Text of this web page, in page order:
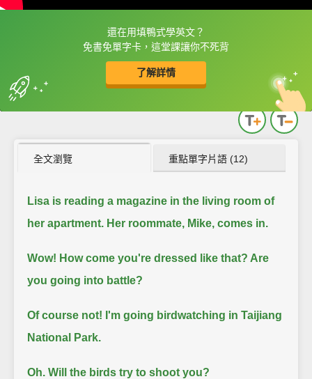
還在用填鴨式學英文？
免書免單字卡，這堂課讓你不死背
了解詳情
框選或點兩下字幕可以直接查字典喔！
中
英
全文瀏覽 重點單字片語 (12)
Lisa is reading a magazine in the living room of
her apartment. Her roommate, Mike, comes in.
Wow! How come you're dressed like that? Are
you going into battle?
Of course not! I'm going birdwatching in Taijiang
National Park.
Oh. Will the birds try to shoot you?